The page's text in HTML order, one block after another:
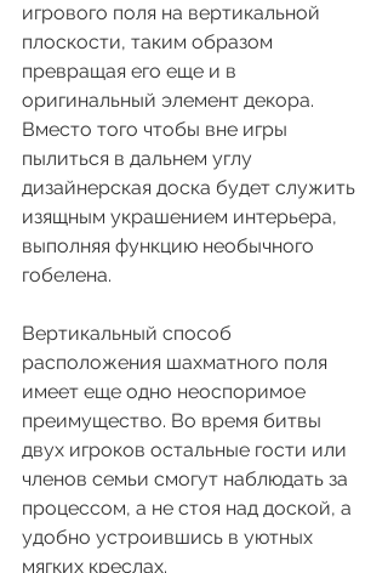
игрового поля на вертикальной
плоскости, таким образом
превращая его еще и в
оригинальный элемент декора.
Вместо того чтобы вне игры
пылиться в дальнем углу
дизайнерская доска будет служить
изящным украшением интерьера,
выполняя функцию необычного
гобелена.
Вертикальный способ
расположения шахматного поля
имеет еще одно неоспоримое
преимущество. Во время битвы
двух игроков остальные гости или
членов семьи смогут наблюдать за
процессом, а не стоя над доской, а
удобно устроившись в уютных
мягких креслах.